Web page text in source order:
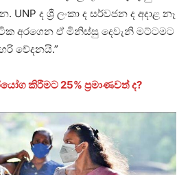
ද ශ්‍රී ලංකා ද සර්වජන ද අදාළ නෑ
අරගෙන ඒ මිනිස්සු දෙවැනි මට්ටමට
වේදනයි.”
කිරීමට 25% ප්‍රමාණවත් ද?